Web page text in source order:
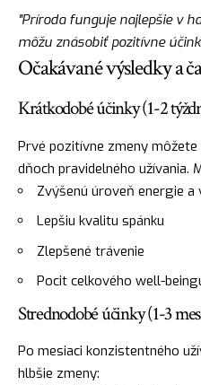
"Príroda funguje najlepšie v
môžu znásobiť pozitívne
Očakávané výsledky a
Krátkodobé účinky (1-2
Prvé pozitívne zmeny
dňoch pravidelného užívania.
Zvýšenú úroveň energie
Lepšiu kvalitu spánku
Zlepšené trávenie
Pocit celkového well-
Strednodobé účinky (1-3
Po mesiaci konzistentného
hlbšie zmeny: